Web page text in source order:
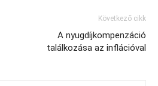
Következő cikk
A nyugdíjkompenzáció
találkozása az inflációval